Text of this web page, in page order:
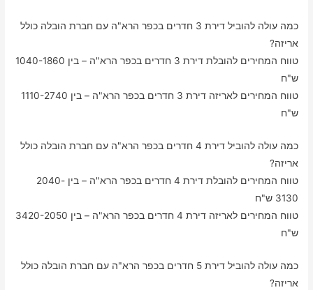
כמה עולה להוביל דירת 3 חדרים בכפר הרא"ה עם חברת הובלה כולל
אריזה?
טווח המחירים להובלת דירת 3 חדרים בכפר הרא"ה – בין 1040-1860
ש"ח
טווח המחירים לאריזה דירת 3 חדרים בכפר הרא"ה – בין 1110-2740
ש"ח
כמה עולה להוביל דירת 4 חדרים בכפר הרא"ה עם חברת הובלה כולל
אריזה?
טווח המחירים להובלת דירת 4 חדרים בכפר הרא"ה – בין 2040-
3130 ש"ח
טווח המחירים לאריזה דירת 4 חדרים בכפר הרא"ה – בין 3420-2050
ש"ח
כמה עולה להוביל דירת 5 חדרים בכפר הרא"ה עם חברת הובלה כולל
אריזה?